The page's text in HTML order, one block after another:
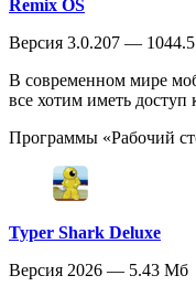
Remix OS
Версия 3.0.207 —
В современном мире
все хотим иметь
Программы «Рабочий
Typer Shark Deluxe
Версия 2026 — 5.43 Мб